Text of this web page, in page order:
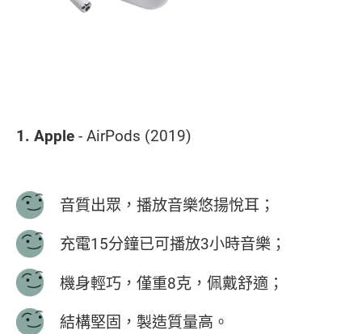
1. Apple- AirPods (2019)
音質出眾，播放音樂悠揚悅耳；
充電15分鐘已可播放3小時音樂；
機身輕巧，僅重8克，佩戴舒適；
結構堅固，製造質量高。